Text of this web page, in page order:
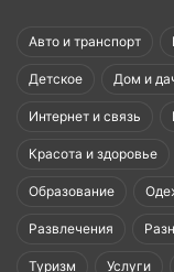
Авто и транспорт
Детское Дом и
Интернет и связь
Красота и здоровье
Образование
Развлечения
Туризм Услуги